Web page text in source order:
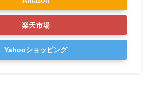
楽天市場
Yahooショッピング